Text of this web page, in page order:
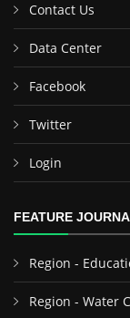
Contact Us
Data Center
Facebook
Twitter
Login
FEATURE
Region -
Region - Water